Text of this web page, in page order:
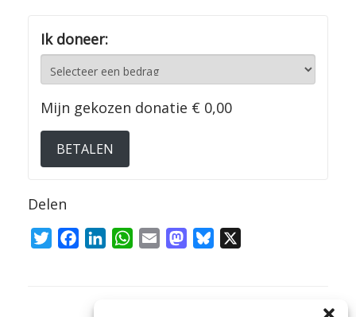
Ik doneer:
Mijn gekozen donatie € 0,00
BETALEN
Delen
W
M
Bericht navigatie